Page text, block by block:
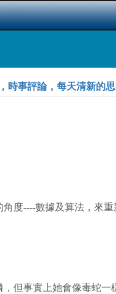
時事評論，每天清新的
度----數據及算法，來
但事實上她會像毒蛇